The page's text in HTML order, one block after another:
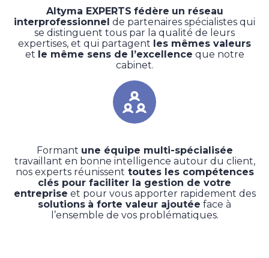
Altyma EXPERTS fédère un réseau
interprofessionnel de partenaires spécialistes qui
se distinguent tous par la qualité de leurs
expertises, et qui partagent les mêmes valeurs
et le même sens de l’excellence que notre
cabinet.
Formant une équipe multi-spécialisée
travaillant en bonne intelligence autour du client,
nos experts réunissent toutes les compétences
clés pour faciliter la gestion de votre
entreprise et pour vous apporter rapidement des
solutions à forte valeur ajoutée face à
l’ensemble de vos problématiques.